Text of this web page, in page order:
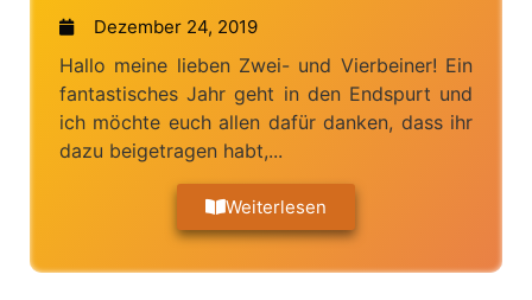
Dezember 24, 2019
Hallo meine lieben Zwei- und Vierbeiner! Ein
fantastisches Jahr geht in den Endspurt und
ich möchte euch allen dafür danken, dass ihr
dazu beigetragen habt,...
Weiterlesen